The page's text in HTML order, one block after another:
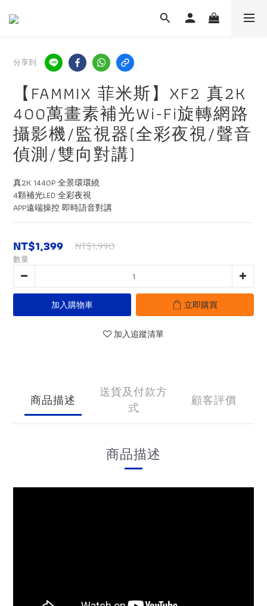
分享到
【FAMMIX 菲米斯】XF2 真2K
400萬畫素補光Wi-Fi旋轉網路
攝影機/監視器(全彩夜視/聲音
偵測/雙向對講)
真2K 1440P 全景環環繞
4顆補光LED 全彩夜視
APP遠端操控 即時語音對講
NT$1,399 NT$1,990
數量
加入購物車 立即購買
加入追蹤清單
商品描述
送貨及付款方
式
顧客評價
商品描述